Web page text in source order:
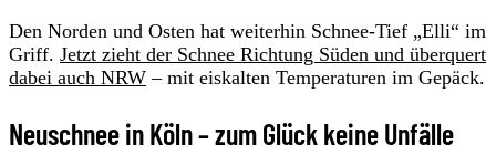
Den Norden und Osten hat weiterhin Schnee-Tief „Elli“ im
Griff. Jetzt zieht der Schnee Richtung Süden und überquert
dabei auch NRW – mit eiskalten Temperaturen im Gepäck.
Neuschnee in Köln – zum Glück keine Unfälle